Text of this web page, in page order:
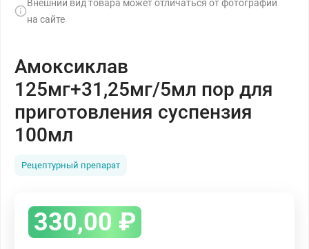
Внешний вид товара может отличаться от фотографий
на сайте
Амоксиклав
125мг+31,25мг/5мл пор для
приготовления суспензия
100мл
Рецептурный препарат
330,00 ₽